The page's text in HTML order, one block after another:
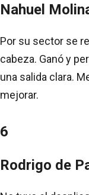
Nahuel
Por su sector se
cabeza. Ganó y
una salida clara.
mejorar.
6
Rodrigo de